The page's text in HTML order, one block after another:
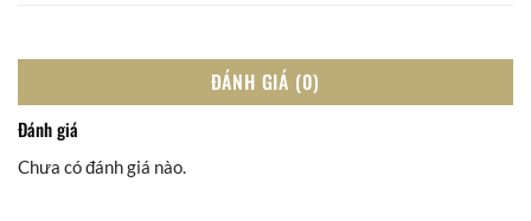
ĐÁNH GIÁ (0)
Đánh giá
Chưa có đánh giá nào.